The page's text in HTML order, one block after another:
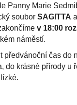
Panny Marie
soubor SAGITTA
v 18:00
náměstí.
předvánoční čas do
do krásné přírody u